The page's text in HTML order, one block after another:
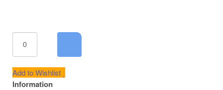
Add to Wishlist
Information